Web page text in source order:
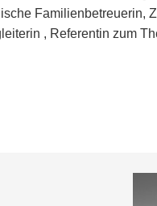
Familienbetreuerin,
, Referentin zum